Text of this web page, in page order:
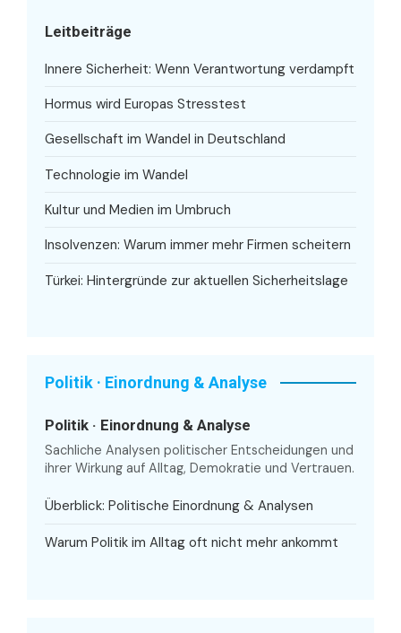
Leitbeiträge
Innere Sicherheit: Wenn Verantwortung verdampft
Hormus wird Europas Stresstest
Gesellschaft im Wandel in Deutschland
Technologie im Wandel
Kultur und Medien im Umbruch
Insolvenzen: Warum immer mehr Firmen scheitern
Türkei: Hintergründe zur aktuellen Sicherheitslage
Politik · Einordnung & Analyse
Politik · Einordnung & Analyse
Sachliche Analysen politischer Entscheidungen und
ihrer Wirkung auf Alltag, Demokratie und Vertrauen.
Überblick: Politische Einordnung & Analysen
Warum Politik im Alltag oft nicht mehr ankommt